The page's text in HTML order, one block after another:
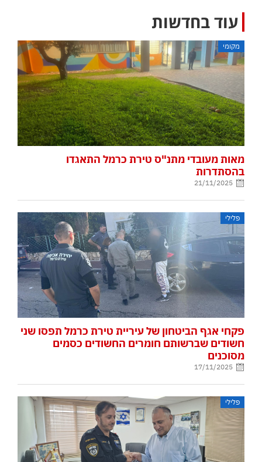
עוד בחדשות
מקומי
מאות מעובדי מתנ"ס טירת כרמל התאגדו
בהסתדרות
21/11/2025
פלילי
פקחי אגף הביטחון של עיריית טירת כרמל תפסו שני
חשודים שברשותם חומרים החשודים כסמים
מסוכנים
17/11/2025
פלילי